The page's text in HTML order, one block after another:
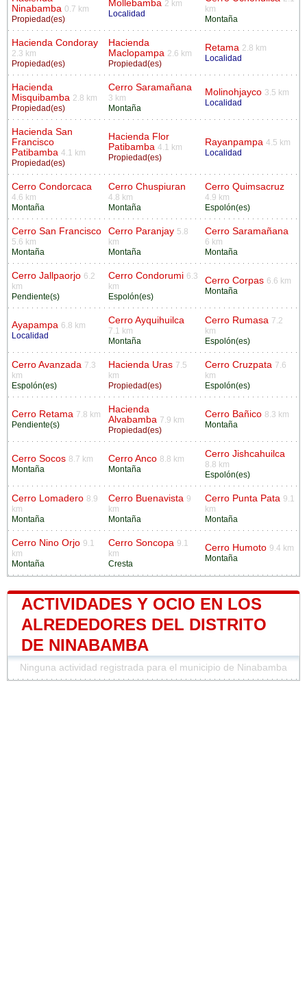
Ninabamba 0.7 km
Propiedad(es)
Mollebamba 2 km
Localidad
km
Montaña
Hacienda Condoray
2.3 km
Propiedad(es)
Hacienda
Maclopampa 2.6 km
Propiedad(es)
Retama 2.8 km
Localidad
Hacienda
Misquibamba 2.8 km
Propiedad(es)
Cerro Saramañana
3 km
Montaña
Molinohjayco 3.5 km
Localidad
Hacienda San
Francisco
Patibamba 4.1 km
Propiedad(es)
Hacienda Flor
Patibamba 4.1 km
Propiedad(es)
Rayanpampa 4.5 km
Localidad
Cerro Condorcaca
4.6 km
Montaña
Cerro Chuspiuran
4.8 km
Montaña
Cerro Quimsacruz
4.9 km
Espolón(es)
Cerro San Francisco
5.6 km
Montaña
Cerro Paranjay 5.8
km
Montaña
Cerro Saramañana
6 km
Montaña
Cerro Jallpaorjo 6.2
km
Pendiente(s)
Cerro Condorumi 6.3
km
Espolón(es)
Cerro Corpas 6.6 km
Montaña
Ayapampa 6.8 km
Localidad
Cerro Ayquihuilca
7.1 km
Montaña
Cerro Rumasa 7.2
km
Espolón(es)
Cerro Avanzada 7.3
km
Espolón(es)
Hacienda Uras 7.5
km
Propiedad(es)
Cerro Cruzpata 7.6
km
Espolón(es)
Cerro Retama 7.8 km
Pendiente(s)
Hacienda
Alvabamba 7.9 km
Propiedad(es)
Cerro Bañico 8.3 km
Montaña
Cerro Socos 8.7 km
Montaña
Cerro Anco 8.8 km
Montaña
Cerro Jishcahuilca
8.8 km
Espolón(es)
Cerro Lomadero 8.9
km
Montaña
Cerro Buenavista 9
km
Montaña
Cerro Punta Pata 9.1
km
Montaña
Cerro Nino Orjo 9.1
km
Montaña
Cerro Soncopa 9.1
km
Cresta
Cerro Humoto 9.4 km
Montaña
ACTIVIDADES Y OCIO EN LOS
ALREDEDORES DEL DISTRITO
DE NINABAMBA
Ninguna actividad registrada para el municipio de Ninabamba